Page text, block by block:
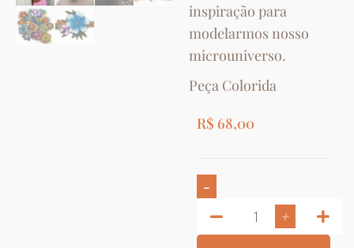
inspiração para
modelarmos nosso
microuniverso.
Peça Colorida
R$ 68,00
-
+